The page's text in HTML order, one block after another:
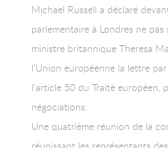
Michael Russell a déclaré
parlementaire à Londres ne
ministre britannique Theresa
l’Union européenne la lettre
l’article 50 du Traité européen,
négociations.
Une quatrième réunion de la